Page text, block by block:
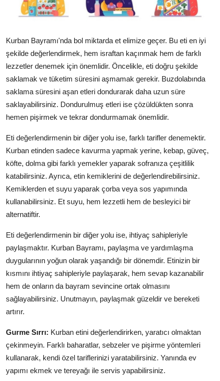
Kurban Bayramı'nda bol miktarda et elimize geçer. Bu eti en iyi
şekilde değerlendirmek, hem israftan kaçınmak hem de farklı
lezzetler denemek için önemlidir. Öncelikle, eti doğru şekilde
saklamak ve tüketim süresini aşmamak gerekir. Buzdolabında
saklama süresini aşan etleri dondurarak daha uzun süre
saklayabilirsiniz. Dondurulmuş etleri ise çözüldükten sonra
hemen pişirmek ve tekrar dondurmamak önemlidir.
Eti değerlendirmenin bir diğer yolu ise, farklı tarifler denemektir.
Kurban etinden sadece kavurma yapmak yerine, kebap, güveç,
köfte, dolma gibi farklı yemekler yaparak sofranıza çeşitlilik
katabilirsiniz. Ayrıca, etin kemiklerini de değerlendirebilirsiniz.
Kemiklerden et suyu yaparak çorba veya sos yapımında
kullanabilirsiniz. Et suyu, hem lezzetli hem de besleyici bir
alternatiftir.
Eti değerlendirmenin bir diğer yolu ise, ihtiyaç sahipleriyle
paylaşmaktır. Kurban Bayramı, paylaşma ve yardımlaşma
duygularının yoğun olarak yaşandığı bir dönemdir. Etinizin bir
kısmını ihtiyaç sahipleriyle paylaşarak, hem sevap kazanabilir
hem de onların da bayram sevincine ortak olmasını
sağlayabilirsiniz. Unutmayın, paylaşmak güzeldir ve bereketi
artırır.
Gurme Sırrı: Kurban etini değerlendirirken, yaratıcı olmaktan
çekinmeyin. Farklı baharatlar, sebzeler ve pişirme yöntemleri
kullanarak, kendi özel tariflerinizi yaratabilirsiniz. Yanında ev
yapımı ekmek ve tereyağı ile servis yapabilirsiniz.